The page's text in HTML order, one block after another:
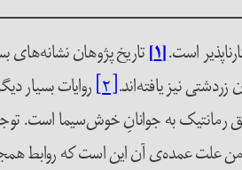
است.[۱] تاریخ پژوهان
نیز یافته‌اند.[۲]
روایات بسیار
رمانتیک به جوانانِ خوش‌سیما
علت عمده‌ی آن این است که روابط